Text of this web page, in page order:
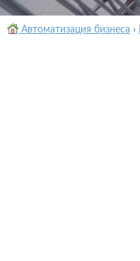
Автоматизация бизнеса ›